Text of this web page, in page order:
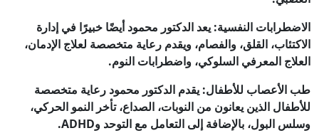
الاضطرابات النفسية: يعد الدكتور محمود أيضًا خبيرًا في إدارة
الاكتئاب، القلق، والفصام، ويقدم رعاية متخصصة لعلاج الإدمان،
العلاج المعرفي السلوكي، واضطرابات النوم.
طب الأعصاب للأطفال: يقدم الدكتور محمود رعاية متخصصة
للأطفال الذين يعانون من النوبات، الصداع، تأخر النمو الحركي،
وسلس البول، بالإضافة إلى التعامل مع التوحد وADHD.